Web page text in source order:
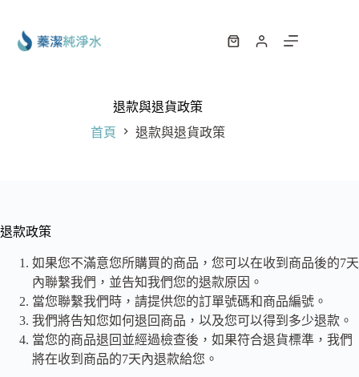
購
退款與退貨政策
首頁
退款與退貨政策
退款政策
如果您不滿意您所購買的商品，您可以在收到商品後的7天
內聯繫我們，並告知我們您的退款原因。
當您聯繫我們時，請提供您的訂單號碼和商品編號。
我們將告知您如何退回商品，以及您可以得到多少退款。
當您的商品退回並經過檢查後，如果符合退貨標準，我們
將在收到商品的7天內退款給您。